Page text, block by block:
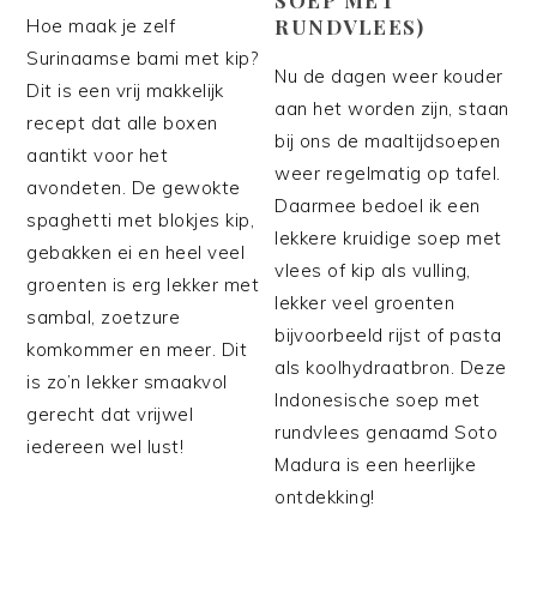
Hoe maak je zelf
Surinaamse bami met kip?
Dit is een vrij makkelijk
recept dat alle boxen
aantikt voor het
avondeten. De gewokte
spaghetti met blokjes kip,
gebakken ei en heel veel
groenten is erg lekker met
sambal, zoetzure
komkommer en meer. Dit
is zo’n lekker smaakvol
gerecht dat vrijwel
iedereen wel lust!
RUNDVLEES)
Nu de dagen weer kouder
aan het worden zijn, staan
bij ons de maaltijdsoepen
weer regelmatig op tafel.
Daarmee bedoel ik een
lekkere kruidige soep met
vlees of kip als vulling,
lekker veel groenten
bijvoorbeeld rijst of pasta
als koolhydraatbron. Deze
Indonesische soep met
rundvlees genaamd Soto
Madura is een heerlijke
ontdekking!